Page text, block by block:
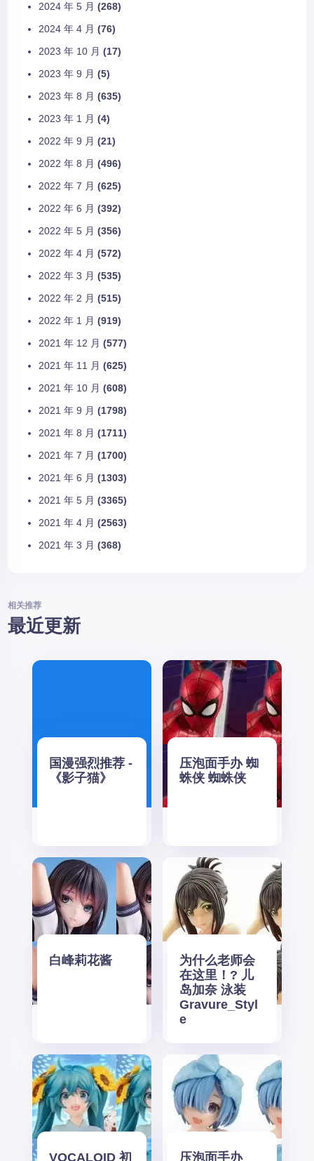
2024 年 5 月 (268)
2024 年 4 月 (76)
2023 年 10 月 (17)
2023 年 9 月 (5)
2023 年 8 月 (635)
2023 年 1 月 (4)
2022 年 9 月 (21)
2022 年 8 月 (496)
2022 年 7 月 (625)
2022 年 6 月 (392)
2022 年 5 月 (356)
2022 年 4 月 (572)
2022 年 3 月 (535)
2022 年 2 月 (515)
2022 年 1 月 (919)
2021 年 12 月 (577)
2021 年 11 月 (625)
2021 年 10 月 (608)
2021 年 9 月 (1798)
2021 年 8 月 (1711)
2021 年 7 月 (1700)
2021 年 6 月 (1303)
2021 年 5 月 (3365)
2021 年 4 月 (2563)
2021 年 3 月 (368)
相关推荐
最近更新
国漫强烈推荐 -
《影子猫》
压泡面手办 蜘
蛛侠 蜘蛛侠
白峰莉花酱
为什么老师会
在这里！? 儿
岛加奈 泳装
Gravure_Styl
e
VOCALOID 初 压泡面手办